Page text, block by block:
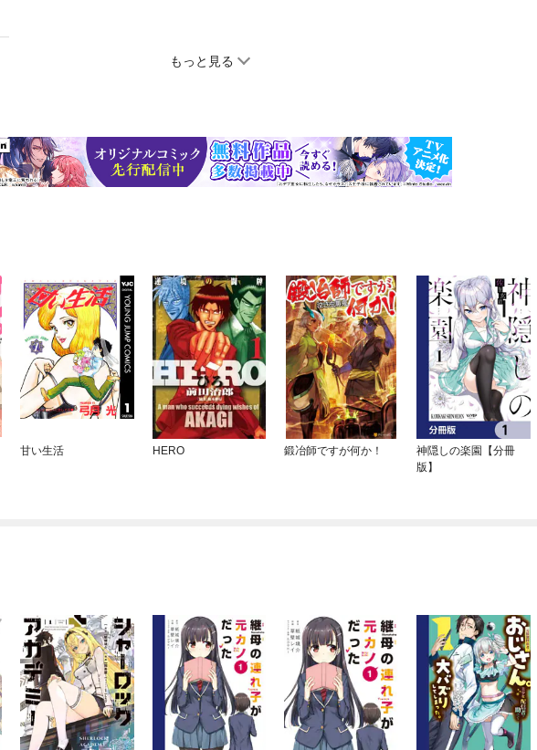
もっと見る
甘い生活 HERO 鍛冶師ですが何か！
神隠しの楽園【分冊
版】